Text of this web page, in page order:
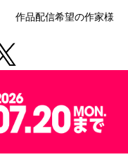
作品配信希望の作家様